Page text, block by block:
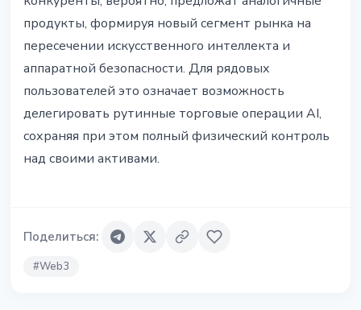
продукты, формируя новый сегмент рынка на
пересечении искусственного интеллекта и
аппаратной безопасности. Для рядовых
пользователей это означает возможность
делегировать рутинные торговые операции AI,
сохраняя при этом полный физический контроль
над своими активами.
Поделиться:
#Web3